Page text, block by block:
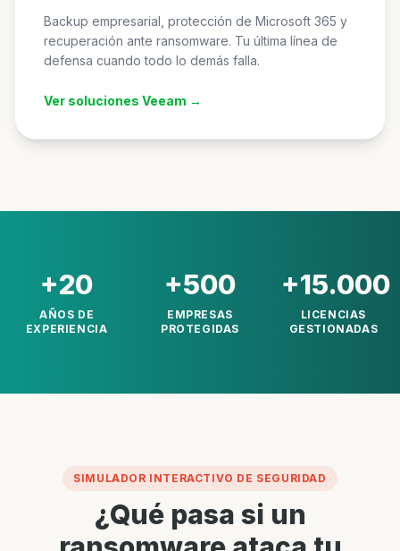
Backup empresarial, protección de Microsoft 365 y
recuperación ante ransomware. Tu última línea de
defensa cuando todo lo demás falla.
Ver soluciones Veeam →
+20
AÑOS DE
EXPERIENCIA
+500
EMPRESAS
PROTEGIDAS
+15.000
LICENCIAS
GESTIONADAS
SIMULADOR INTERACTIVO DE SEGURIDAD
¿Qué pasa si un